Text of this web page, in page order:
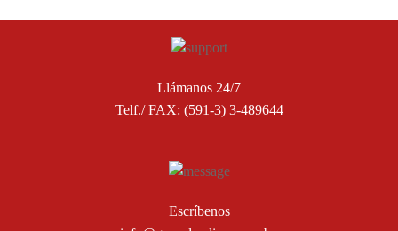
Llámanos 24/7
Telf./ FAX: (591-3) 3-489644
Escríbenos